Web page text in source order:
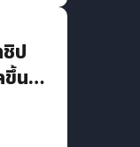
ชิป
ขึ้น